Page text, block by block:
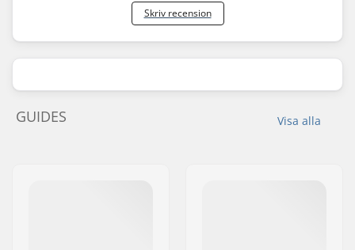
Skriv recension
Visa alla
GUIDES